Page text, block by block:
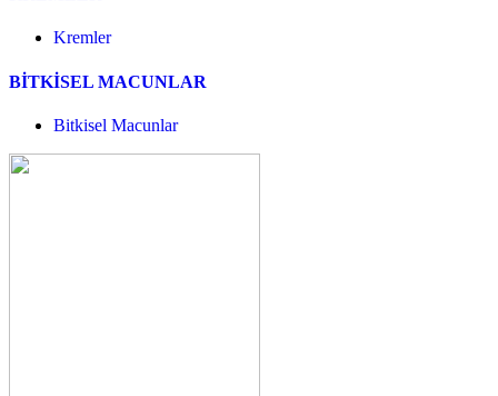
Kremler
BİTKİSEL MACUNLAR
Bitkisel Macunlar